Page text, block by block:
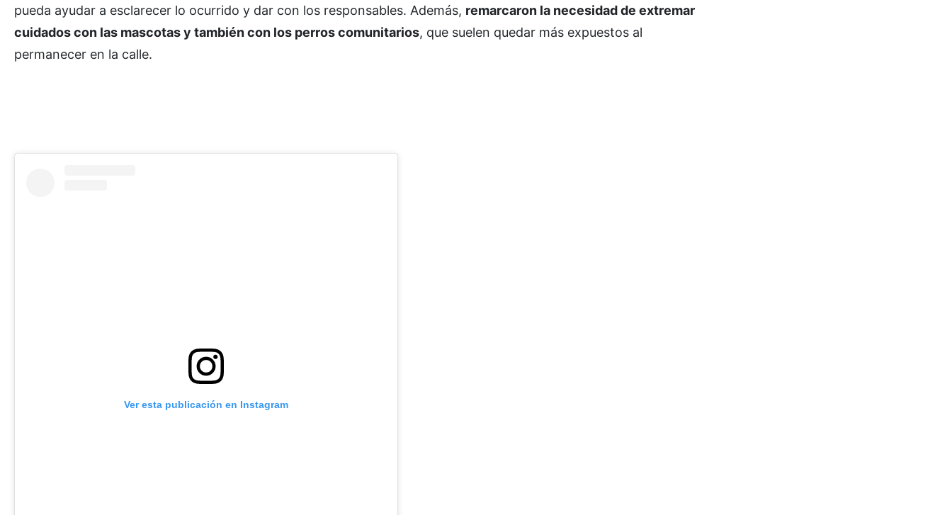
pueda ayudar a esclarecer lo ocurrido y dar con los responsables. Además, remarcaron la necesidad de extremar
cuidados con las mascotas y también con los perros comunitarios, que suelen quedar más expuestos al
permanecer en la calle.
Ver esta publicación en Instagram